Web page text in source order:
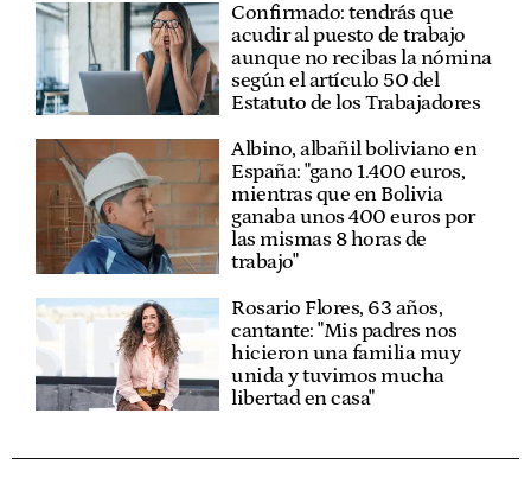
Confirmado: tendrás que
acudir al puesto de trabajo
aunque no recibas la nómina
según el artículo 50 del
Estatuto de los Trabajadores
Albino, albañil boliviano en
España: "gano 1.400 euros,
mientras que en Bolivia
ganaba unos 400 euros por
las mismas 8 horas de
trabajo"
Rosario Flores, 63 años,
cantante: "Mis padres nos
hicieron una familia muy
unida y tuvimos mucha
libertad en casa"